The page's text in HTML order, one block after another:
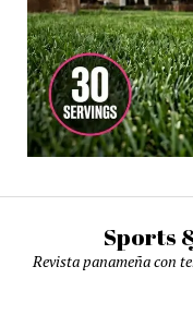
Sports
Revista panameña con